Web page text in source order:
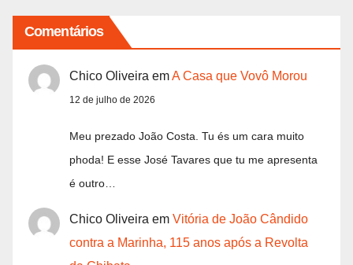
Comentários
Chico Oliveira emA Casa que Vovô Morou
12 de julho de 2026
Meu prezado João Costa. Tu és um cara muito
phoda! E esse José Tavares que tu me apresenta
é outro…
Chico Oliveira em Vitória de João Cândido
contra a Marinha, 115 anos após a Revolta